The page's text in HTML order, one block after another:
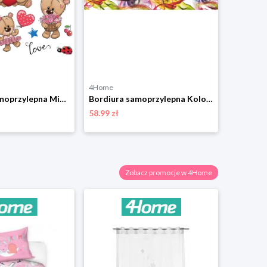
Dekoracja samoprzylepna Misie, 30 x 30 cm 4-Home
4Home
Bordiura samoprzylepna Kolorowy dym, 500 x 14 cm 4-Home
58.99 zł
Zobacz promocje w 4Home